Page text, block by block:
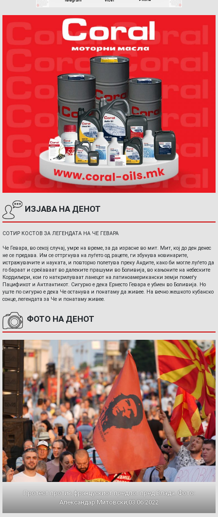
ИЗЈАВА НА ДЕНОТ
СОТИР КОСТОВ ЗА ЛЕГЕНДАТА НА ЧЕ ГЕВАРА
Че Гевара, во секој случај, умре на време, за да израсне во мит. Мит, кој до ден денес
не се предава. Им се оттргнува на луѓето од рацете, ги збунува новинарите,
истражувачите и науката, и повторно полетува преку Андите, како би могле луѓето да
го бараат и среќаваат во далеките прашуми во Боливија, во кањоните на небеските
Кордиљери, кои го наткрилуваат ланецот на латиноамерикански земји помеѓу
Пацификот и Антлантикот. Сигурно е дека Ернесто Гевара е убиен во Боливија. Но
уште по сигурно е дека Че останува и понатаму да живее. На вечно жешкото кубанско
сонце, легендата за Че и понатаму живее.
ФОТО НА ДЕНОТ
Протест против францускиот предлог пред Влада. Фото:
Александар Митовски,03.06.2022